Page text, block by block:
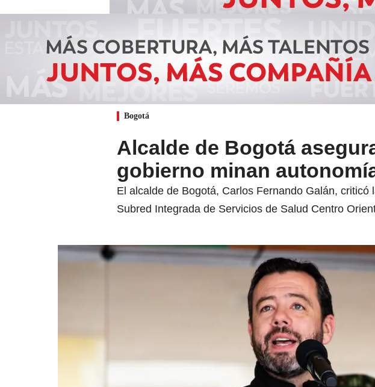
Bogotá
Alcalde de Bogotá
gobierno minan
El alcalde de Bogotá, Carlos Fernando Galán,
Subred Integrada de Servicios de Salud Centro